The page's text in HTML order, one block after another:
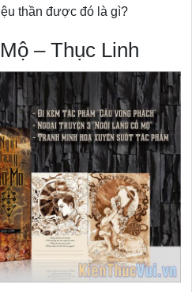
thần được đó là gì?
– Thục Linh